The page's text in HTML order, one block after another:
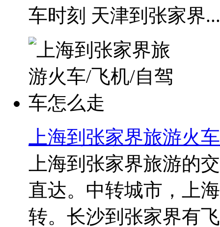
车时刻 天津到张家界...
上海到张家界旅游火
上海到张家界旅游的
直达。中转城市，上
转。长沙到张家界有